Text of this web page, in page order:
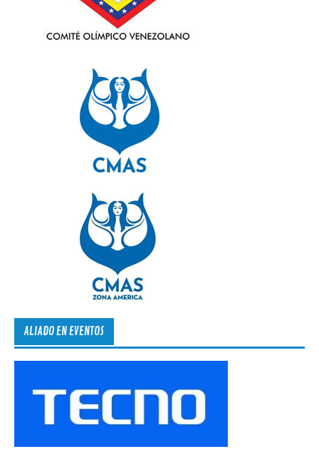
ALIADO EN EVENTOS